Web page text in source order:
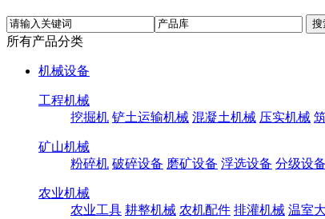
所有产品分类
机械设备
工程机械
挖掘机 铲土运输机械 混凝土机械 压实机械
矿山机械
粉碎机 破碎设备 磨矿设备 浮选设备 分级设备
农业机械
农业工具 耕整机械 农机配件 排灌机械 温室